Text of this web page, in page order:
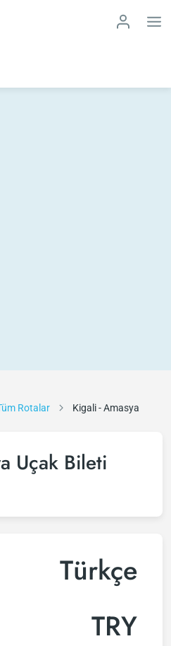
Rotalar Kigali - Amasya
Uçak Bileti
Türkçe
TRY